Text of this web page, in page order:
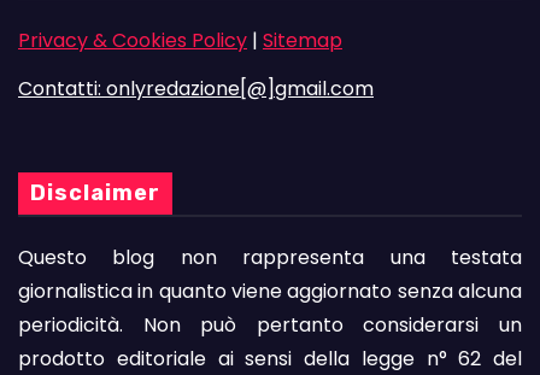
Privacy & Cookies Policy | Sitemap
Contatti: onlyredazione[@]gmail.com
Disclaimer
Questo blog non rappresenta una testata
giornalistica in quanto viene aggiornato senza alcuna
periodicità. Non può pertanto considerarsi un
prodotto editoriale ai sensi della legge n° 62 del